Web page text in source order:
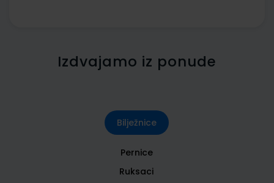
Izdvajamo iz ponude
Bilježnice
Pernice
Ruksaci